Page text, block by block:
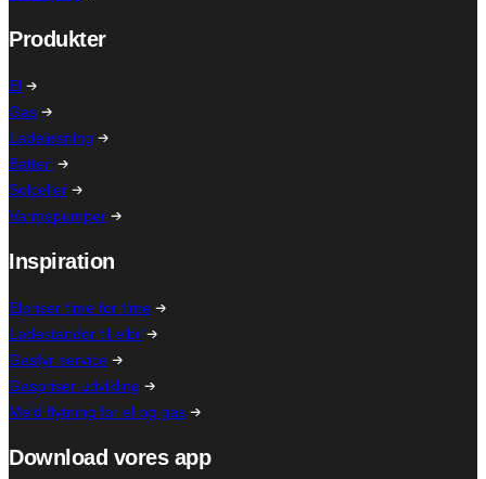
Produkter
El
Gas
Ladeløsning
Batteri
Solceller
Varmepumper
Inspiration
Elpriser time for time
Ladestander til elbil
Gasfyr service
Gaspriser udvikling
Meld flytning for el og gas
Download vores app